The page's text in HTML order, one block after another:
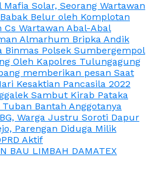
Mafia Solar, Seorang Wartawan
Belur oleh Komplotan
Cs Wartawan Abal-Abal
Almarhum Bripka Andik
Binmas Polsek Sumbergempol
Oleh Kapolres Tulungagung
memberikan pesan Saat
Kesaktian Pancasila 2022
Sambut Kirab Pataka
Tuban Bantah Anggotanya
Warga Justru Soroti Dapur
Parengan Diduga Milik
Aktif
BAU LIMBAH DAMATEX